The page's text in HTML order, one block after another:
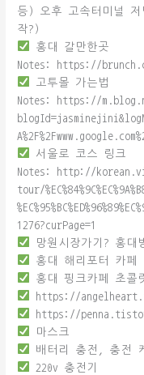
등) 오후 고속터미널 저
작?)
홍대 갈만한곳
Notes: https://
고투몰 가는법
Notes: https://
서울로 코스 링크
Notes: http://
tour/
1276?curPage=1
망원시장가기? 홍대
홍대 해리포터 카페
홍대 핑크카페 초콜
https://
https://
마스크
배터리 충전, 충전
220v 충전기